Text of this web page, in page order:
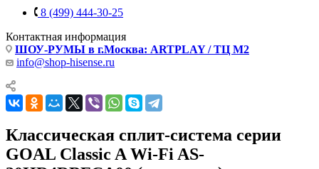
8 (499) 444-30-25
Контактная информация
ШОУ-РУМЫ в г.Москва: ARTPLAY / ТЦ М2
info@shop-hisense.ru
Классическая сплит-система серии
GOAL Classic A Wi-Fi AS-